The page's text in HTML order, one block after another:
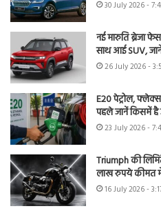
30 July 2026 -
नई मारुति ब्रेजा
साथ आई SUV,
26 July 2026 -
E20 पेट्रोल,
पहले जानें किसमें है
23 July 2026 -
Triumph की
लाख रुपये कीमत में
16 July 2026 -